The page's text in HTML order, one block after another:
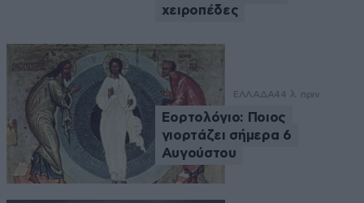
χειροπέδες
ΕΛΛΑΔΑ44 λ. πριν
Εορτολόγιο: Ποιος
γιορτάζει σήμερα 6
Αυγούστου